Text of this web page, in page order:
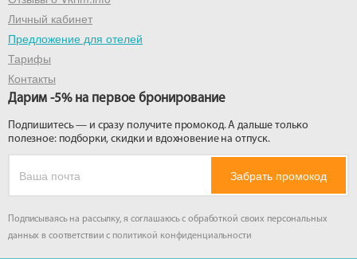
Личный кабинет
Предложение для отелей
Тарифы
Контакты
Дарим -5% на первое бронирование
Подпишитесь — и сразу получите промокод. А дальше только
полезное: подборки, скидки и вдохновение на отпуск.
Забрать промокод
Подписываясь на рассылку, я соглашаюсь с обработкой своих персональных
данных в соответствии с политикой конфиденциальности